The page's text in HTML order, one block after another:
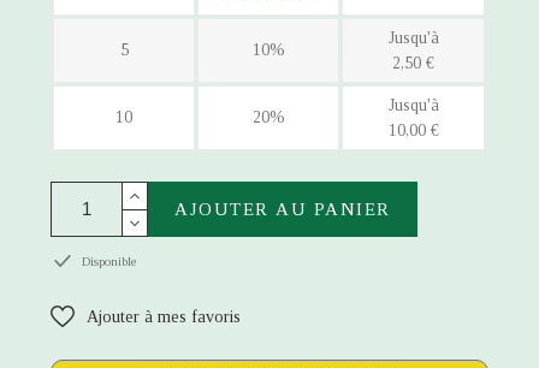
5 10%
Jusqu'à
2,50 €
10 20%
Jusqu'à
10,00 €
AJOUTER AU PANIER
Disponible
Ajouter à mes favoris